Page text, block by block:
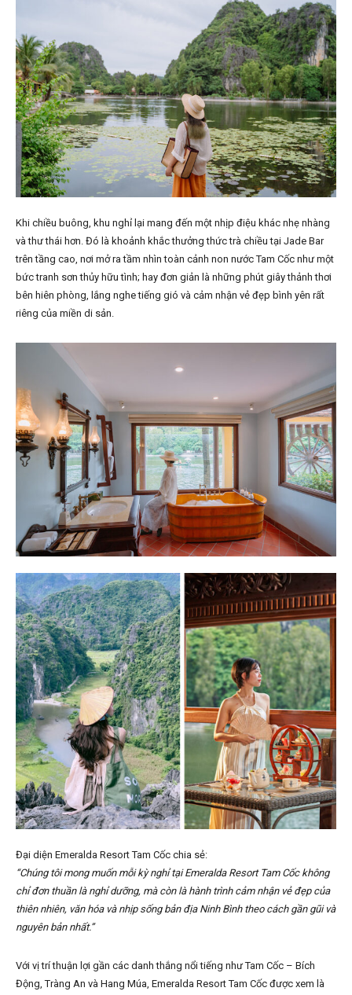
Khi chiều buông, khu nghỉ lại mang đến một nhịp điệu khác nhẹ nhàng
và thư thái hơn. Đó là khoảnh khắc thưởng thức trà chiều tại Jade Bar
trên tầng cao, nơi mở ra tầm nhìn toàn cảnh non nước Tam Cốc như một
bức tranh sơn thủy hữu tình; hay đơn giản là những phút giây thảnh thơi
bên hiên phòng, lắng nghe tiếng gió và cảm nhận vẻ đẹp bình yên rất
riêng của miền di sản.
Đại diện Emeralda Resort Tam Cốc chia sẻ:
“Chúng tôi mong muốn mỗi kỳ nghỉ tại Emeralda Resort Tam Cốc không
chỉ đơn thuần là nghỉ dưỡng, mà còn là hành trình cảm nhận vẻ đẹp của
thiên nhiên, văn hóa và nhịp sống bản địa Ninh Bình theo cách gần gũi và
nguyên bản nhất.”
Với vị trí thuận lợi gần các danh thắng nổi tiếng như Tam Cốc – Bích
Động, Tràng An và Hang Múa, Emeralda Resort Tam Cốc được xem là